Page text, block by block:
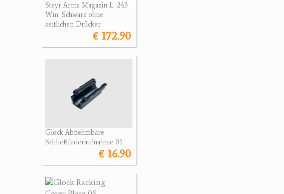
Steyr Arms Magazin L .243
Win. Schwarz ohne
seitlichen Drücker
€ 172.90
Glock Abnehmbare
Schließfederaufnahme 01
€ 16.90